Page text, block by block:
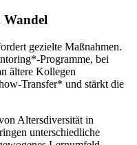
Wandel
gezielte Maßnahmen.
Programme, bei
ältere Kollegen
Transfer* und stärkt die
Altersdiversität in
unterschiedliche